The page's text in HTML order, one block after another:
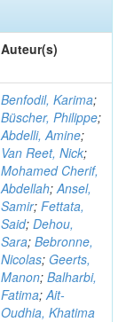
Auteur(s)
Benfodil, Karima;
Büscher, Philippe;
Abdelli, Amine;
Van Reet, Nick;
Mohamed Cherif,
Abdellah;Ansel,
Samir; Fettata,
Said; Dehou,
Sara; Bebronne,
Nicolas; Geerts,
Manon; Balharbi,
Fatima;Ait-
Oudhia, Khatima